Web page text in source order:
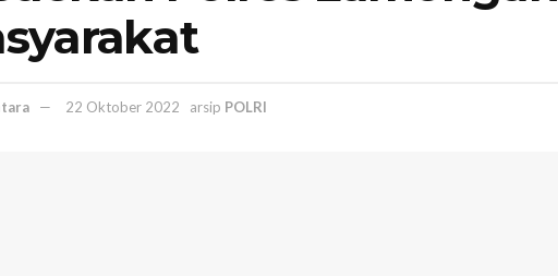
22 Oktober 2022 arsip POLRI